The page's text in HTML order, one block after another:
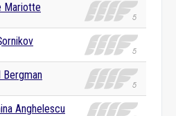
Mariotte
Bergman
Anghelescu